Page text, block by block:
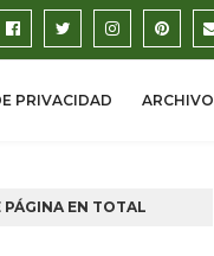
PRIVACIDAD ARCHIVO
PÁGINA EN TOTAL